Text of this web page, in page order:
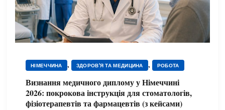
НІМЕЧЧИНА , ЗДОРОВ'Я ТА МЕДИЦИНА , РОБОТА
Визнання медичного диплому у Німеччині
2026: покрокова інструкція для стоматологів,
фізіотерапевтів та фармацевтів (з кейсами)